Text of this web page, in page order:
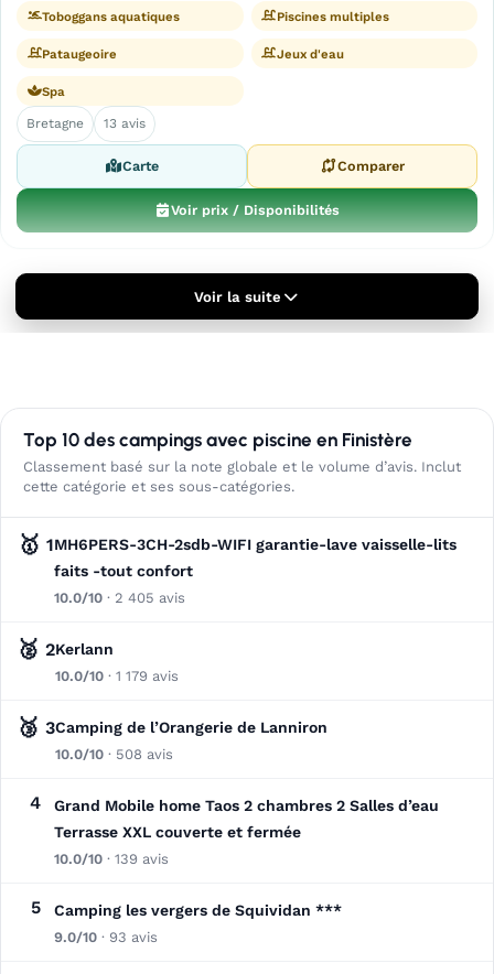
Toboggans aquatiques Piscines multiples
Pataugeoire Jeux d'eau
Spa
Bretagne 13 avis
Carte Comparer
Voir prix / Disponibilités
Voir la suite
Top 10 des campings avec piscine en Finistère
Classement basé sur la note globale et le volume d’avis. Inclut
cette catégorie et ses sous-catégories.
🥇 1MH6PERS-3CH-2sdb-WIFI garantie-lave vaisselle-lits
faits -tout confort
10.0/10 · 2 405 avis
🥈 2Kerlann
10.0/10 · 1 179 avis
🥉 3Camping de l’Orangerie de Lanniron
10.0/10 · 508 avis
4
Grand Mobile home Taos 2 chambres 2 Salles d’eau
Terrasse XXL couverte et fermée
10.0/10 · 139 avis
5 Camping les vergers de Squividan ***
9.0/10 · 93 avis